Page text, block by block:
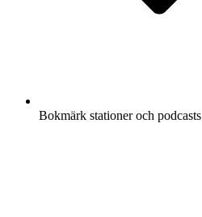
Bokmärk stationer och podcasts